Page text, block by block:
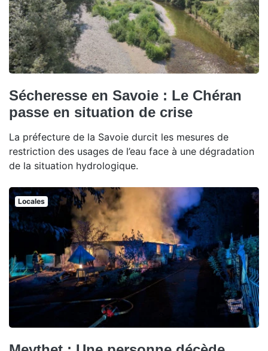
Sécheresse en Savoie : Le Chéran
passe en situation de crise
La préfecture de la Savoie durcit les mesures de
restriction des usages de l’eau face à une dégradation
de la situation hydrologique.
Locales